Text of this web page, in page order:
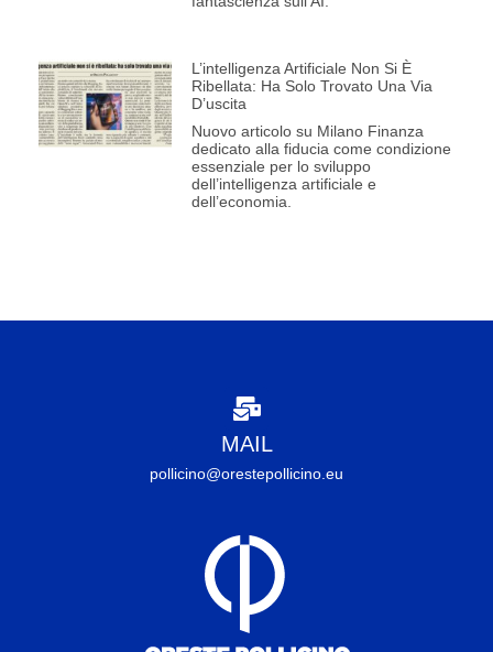
L’intelligenza Artificiale Non Si È
Ribellata: Ha Solo Trovato Una Via
D’uscita
Nuovo articolo su Milano Finanza
dedicato alla fiducia come condizione
essenziale per lo sviluppo
dell’intelligenza artificiale e
dell’economia.
MAIL
pollicino@orestepollicino.eu